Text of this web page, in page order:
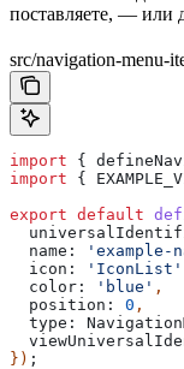
поставляете, — или
src/navigation-menu-
import {
import {
export default
  name:
'example-
  icon:
'IconList'
  color:
'blue' ,
  position:
0 ,
  type:
}) ;